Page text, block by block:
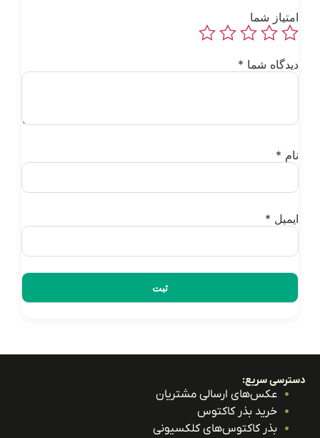
شما
شما *
*
سریع:
عکس‌های ارسالی مشتریان
خرید بذر کاکتوس
بذر کاکتوس‌های کلکسیونی